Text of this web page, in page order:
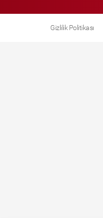
Gizlilik Politikası